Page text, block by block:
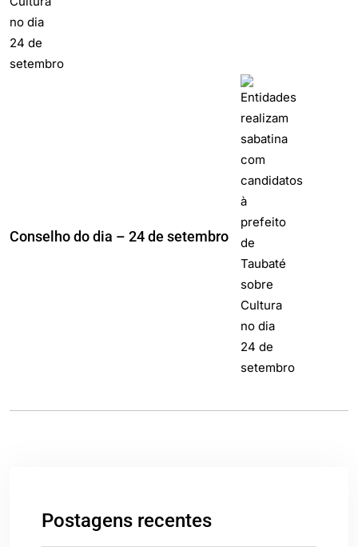
Conselho do dia – 24 de setembro
Postagens recentes